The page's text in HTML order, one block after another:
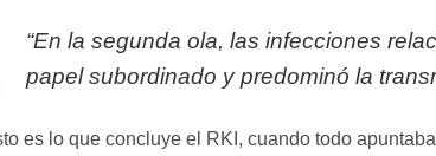
“En la segunda ola, las infecciones
papel subordinado y predominó la
es lo que concluye el RKI, cuando todo